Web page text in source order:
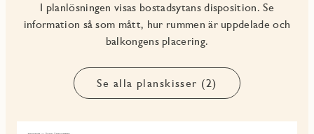
I planlösningen visas bostadsytans disposition. Se
information så som mått, hur rummen är uppdelade och
balkongens placering.
Se alla planskisser (2)